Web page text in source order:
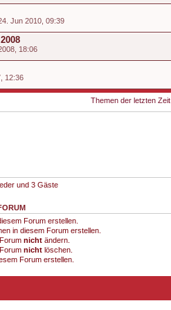
Jun 2010, 09:39
18:06
12:36
Themen der letzten
und 3 Gäste
Forum erstellen.
in diesem Forum erstellen.
nicht ändern.
nicht löschen.
Forum erstellen.